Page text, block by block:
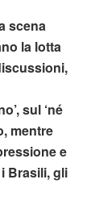
scena
la lotta
sul ‘né
mentre
e
Brasili, gli